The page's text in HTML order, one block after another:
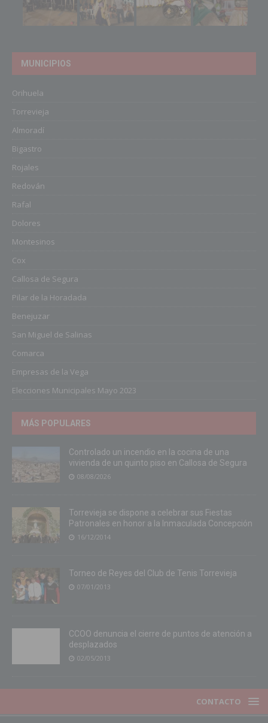
MUNICIPIOS
Orihuela
Torrevieja
Almoradí
Bigastro
Rojales
Redován
Rafal
Dolores
Montesinos
Cox
Callosa de Segura
Pilar de la Horadada
Benejuzar
San Miguel de Salinas
Comarca
Empresas de la Vega
Elecciones Municipales Mayo 2023
MÁS POPULARES
Controlado un incendio en la cocina de una
vivienda de un quinto piso en Callosa de Segura
08/08/2026
Torrevieja se dispone a celebrar sus Fiestas
Patronales en honor a la Inmaculada Concepción
16/12/2014
Torneo de Reyes del Club de Tenis Torrevieja
07/01/2013
CCOO denuncia el cierre de puntos de atención a
desplazados
02/05/2013
CONTACTO